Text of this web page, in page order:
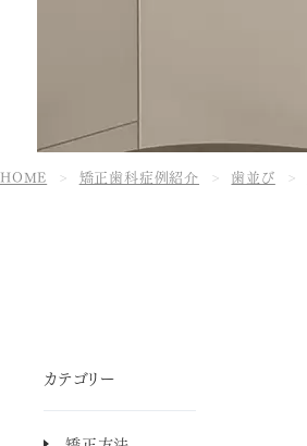
HOME 矯正歯科症例紹介 歯並び
カテゴリー